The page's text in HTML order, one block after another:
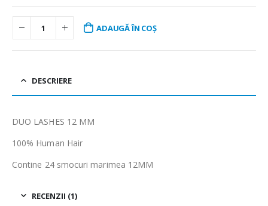
7.99 lei.
ADAUGĂ ÎN COȘ
DESCRIERE
DUO LASHES 12 MM
100% Human Hair
Contine 24 smocuri marimea 12MM
RECENZII (1)